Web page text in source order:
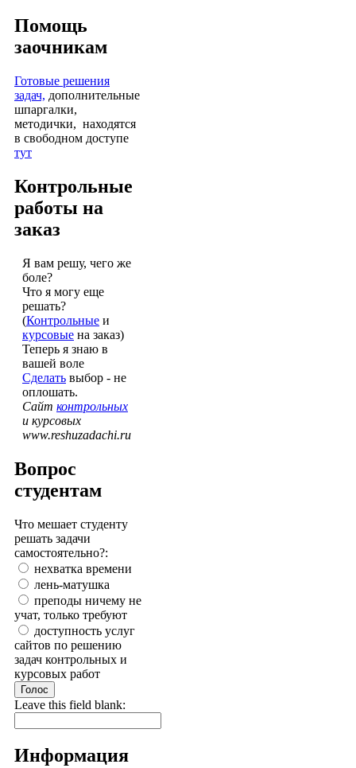
Помощь
заочникам
Готовые решения
задач, дополнительные
шпаргалки,
методички, находятся
в свободном доступе
тут
Контрольные
работы на
заказ
Я вам решу, чего же
боле?
Что я могу еще
решать?
(Контрольные и
курсовые на заказ)
Теперь я знаю в
вашей воле
Сделать выбор - не
оплошать.
Сайт контрольных
и курсовых
www.reshuzadachi.ru
Вопрос
студентам
Что мешает студенту
решать задачи
самостоятельно?:
нехватка времени
лень-матушка
преподы ничему не
учат, только требуют
доступность услуг
сайтов по решению
задач контрольных и
курсовых работ
Leave this field blank:
Информация